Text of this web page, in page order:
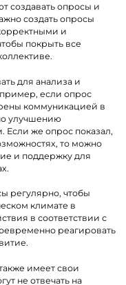
создавать опросы и
создать опросы
и
покрыть все
для анализа и
если опрос
коммуникацией в
улучшению
Если же опрос показал,
то можно
и поддержку для
регулярно, чтобы
климате в
в соответствии с
реагировать
имеет свои
не отвечать на